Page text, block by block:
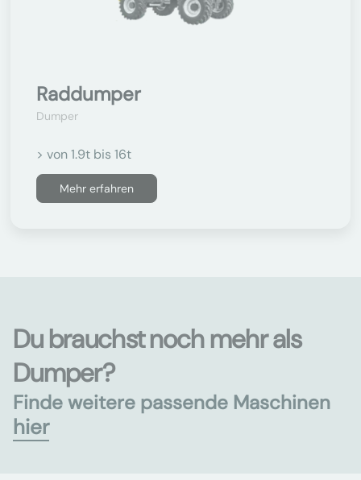
Raddumper
Dumper
> von 1.9t bis 16t
Mehr erfahren
Du brauchst noch mehr als
Dumper?
Finde weitere passende Maschinen
hier